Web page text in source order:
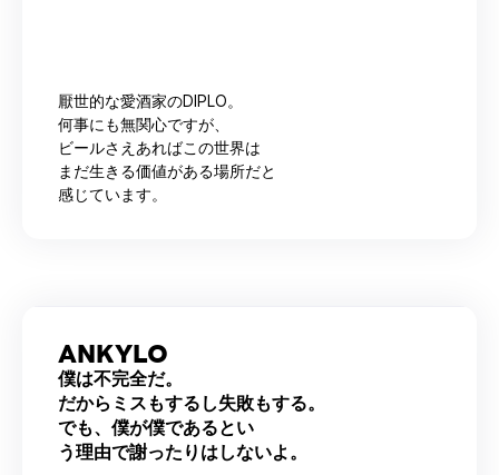
厭世的な愛酒家のDIPLO。
何事にも無関心ですが、
ビールさえあればこの世界は
まだ生きる価値がある場所だと
感じています。
ANKYLO
僕は不完全だ。
だからミスもするし失敗もする。
でも、僕が僕であるとい
う理由で謝ったりはしないよ。